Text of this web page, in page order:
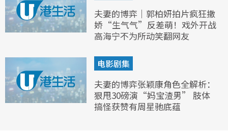
夫妻的博弈｜郭柏妍拍片疯狂撒
娇“生气气”反差萌！戏外开战
高海宁不为所动笑翻网友
电影剧集
夫妻的博弈张颖康角色全解析：
狠甩30磅演“妈宝渣男” 肢体
搞怪获赞有周星驰底蕴